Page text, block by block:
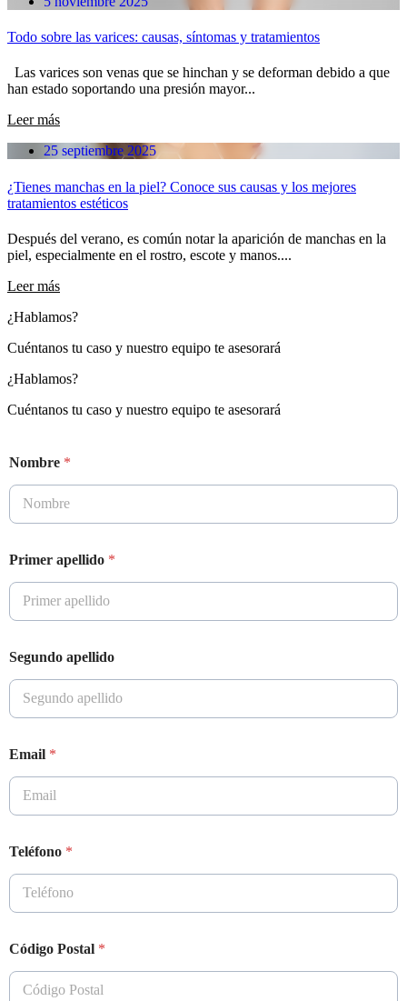
Todo sobre las varices: causas, síntomas y tratamientos
Las varices son venas que se hinchan y se deforman debido a que
han estado soportando una presión mayor...
Leer más
25 septiembre 2025
¿Tienes manchas en la piel? Conoce sus causas y los mejores
tratamientos estéticos
Después del verano, es común notar la aparición de manchas en la
piel, especialmente en el rostro, escote y manos....
Leer más
¿Hablamos?
Cuéntanos tu caso y nuestro equipo te asesorará
¿Hablamos?
Cuéntanos tu caso y nuestro equipo te asesorará
Nombre *
Primer apellido *
Segundo apellido
Email *
Teléfono *
Código Postal *